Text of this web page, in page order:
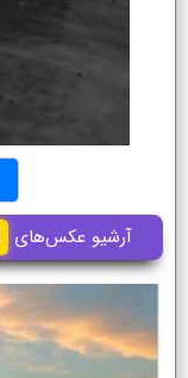
آرشیو عکس‌های